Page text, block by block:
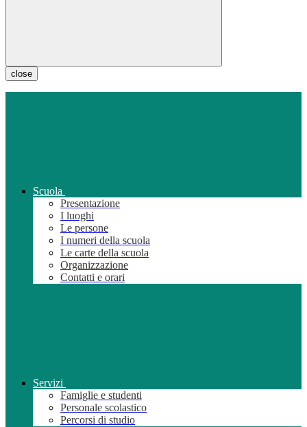
close
Scuola
Presentazione
I luoghi
Le persone
I numeri della scuola
Le carte della scuola
Organizzazione
Contatti e orari
Servizi
Famiglie e studenti
Personale scolastico
Percorsi di studio